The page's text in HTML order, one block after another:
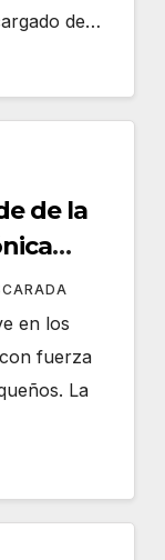
de…
de la
en los
fuerza
La